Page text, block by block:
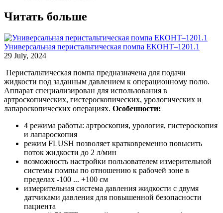
Читать больше
Универсальная перистальтическая помпа ЕКОНТ–1201.1
29 July, 2024
Перистальтическая помпа предназначена для подачи
жидкости под заданным давлением к операционному полю.
Аппарат специализирован для использования в
артроскопических, гистероскопических, урологических и
лапароскопических операциях. Особенности:
4 режима работы: артроскопия, урология, гистероскопия
и лапароскопия
режим FLUSH позволяет кратковременно повысить
поток жидкости до 2 л/мин
возможность настройки пользователем измерительной
системы помпы по отношению к рабочей зоне в
пределах -100 ... +100 см
измерительная система давления жидкости с двумя
датчиками давления для повышенной безопасности
пациента